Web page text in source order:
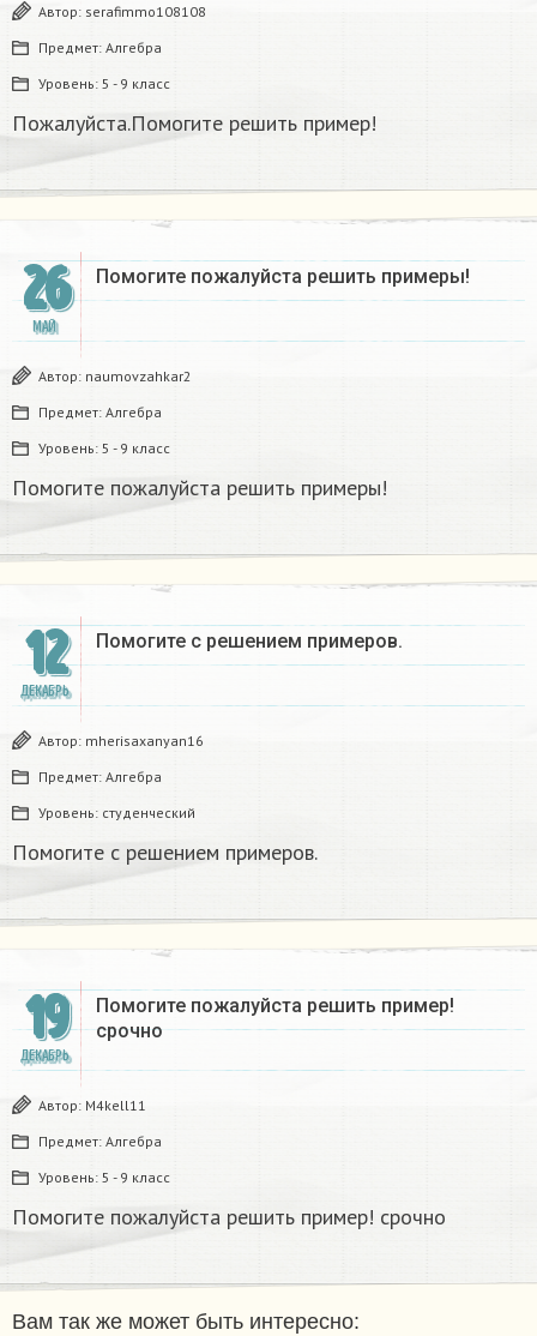
Автор: serafimmo108108
Предмет: Алгебра
Уровень: 5 - 9 класс
Пожалуйста.Помогите решить пример!
26
МАЙ
Помогите пожалуйста решить примеры!
Автор: naumovzahkar2
Предмет: Алгебра
Уровень: 5 - 9 класс
Помогите пожалуйста решить примеры!
12
ДЕКАБРЬ
Помогите с решением примеров.
Автор: mherisaxanyan16
Предмет: Алгебра
Уровень: студенческий
Помогите с решением примеров.
19
ДЕКАБРЬ
Помогите пожалуйста решить пример!
срочно
Автор: M4kell11
Предмет: Алгебра
Уровень: 5 - 9 класс
Помогите пожалуйста решить пример! срочно
Вам так же может быть интересно: